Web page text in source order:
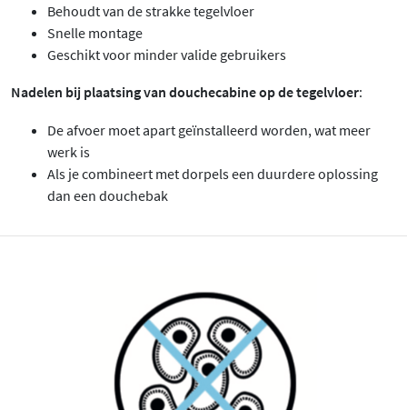
Behoudt van de strakke tegelvloer
Snelle montage
Geschikt voor minder valide gebruikers
Nadelen bij plaatsing van douchecabine op de tegelvloer:
De afvoer moet apart geïnstalleerd worden, wat meer
werk is
Als je combineert met dorpels een duurdere oplossing
dan een douchebak